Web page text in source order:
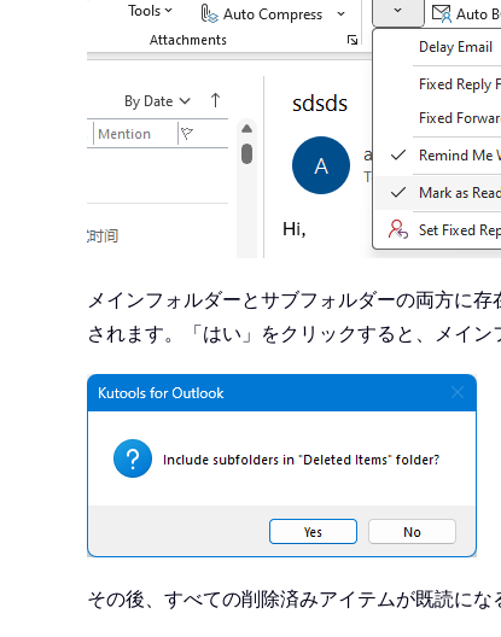
メインフォルダーとサブフォルダーの両方に
されます。「はい」をクリックすると、メイ
その後、すべての削除済みアイテムが既読に